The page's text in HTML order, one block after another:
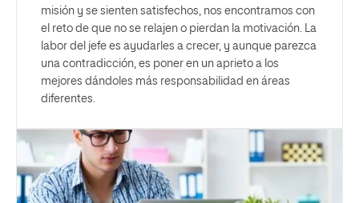
misión y se sienten satisfechos, nos encontramos con
el reto de que no se relajen o pierdan la motivación. La
labor del jefe es ayudarles a crecer, y aunque parezca
una contradicción, es poner en un aprieto a los
mejores dándoles más responsabilidad en áreas
diferentes.